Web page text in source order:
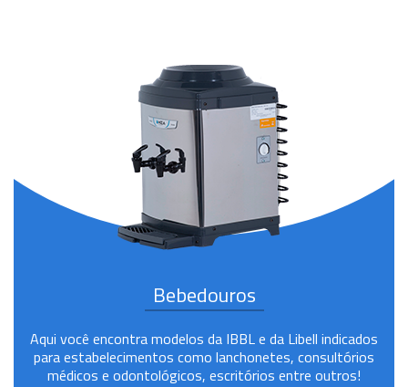
Bebedouros
Aqui você encontra modelos da IBBL e da Libell indicados
para estabelecimentos como lanchonetes, consultórios
médicos e odontológicos, escritórios entre outros!